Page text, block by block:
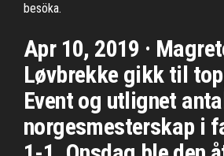
besöka.
Apr 10, 2019 ·
Løvbrekke gikk til
Event og utlignet
norgesmesterskap i